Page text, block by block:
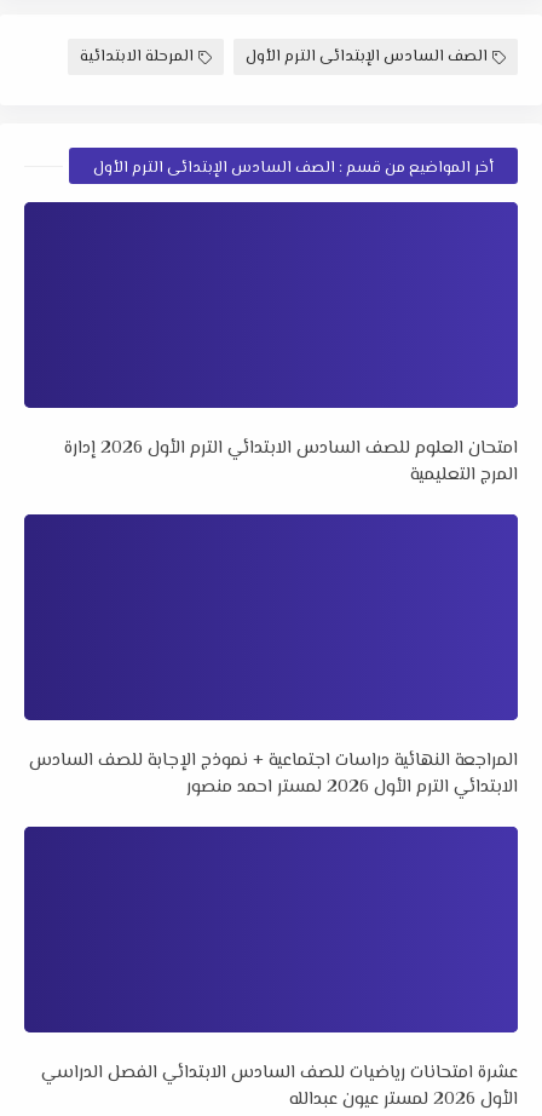
الصف السادس الإبتدائى الترم الأول المرحلة الابتدائية
أخر المواضيع من قسم : الصف السادس الإبتدائى الترم الأول
امتحان العلوم للصف السادس الابتدائي الترم الأول 2026 إدارة
المرج التعليمية
المراجعة النهائية دراسات اجتماعية + نموذج الإجابة للصف السادس
الابتدائي الترم الأول 2026 لمستر احمد منصور
عشرة امتحانات رياضيات للصف السادس الابتدائي الفصل الدراسي
الأول 2026 لمستر عيون عبدالله